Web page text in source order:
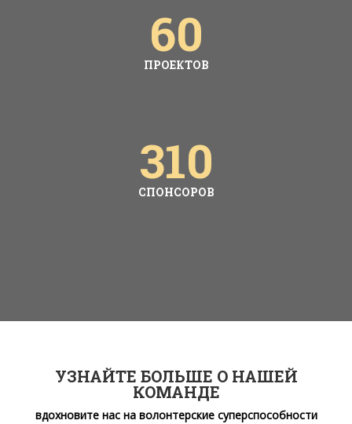
60
ПРОЕКТОВ
310
СПОНСОРОВ
УЗНАЙТЕ БОЛЬШЕ О НАШЕЙ
КОМАНДЕ
вдохновите нас на волонтерские суперспособности